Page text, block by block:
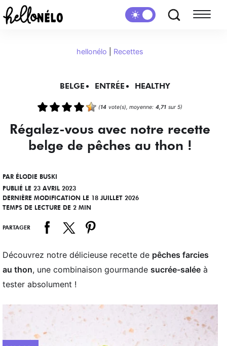
hellonélo Recettes
BELGE ENTRÉE HEALTHY
(14 vote(s), moyenne: 4,71 sur 5)
Régalez-vous avec notre recette
belge de pêches au thon !
PAR ÉLODIE BUSKI
PUBLIÉ LE 23 AVRIL 2023
DERNIÈRE MODIFICATION LE 18 JUILLET 2026
TEMPS DE LECTURE DE 2 MIN
PARTAGER
Découvrez notre délicieuse recette de pêches farcies
au thon, une combinaison gourmande sucrée-salée à
tester absolument !